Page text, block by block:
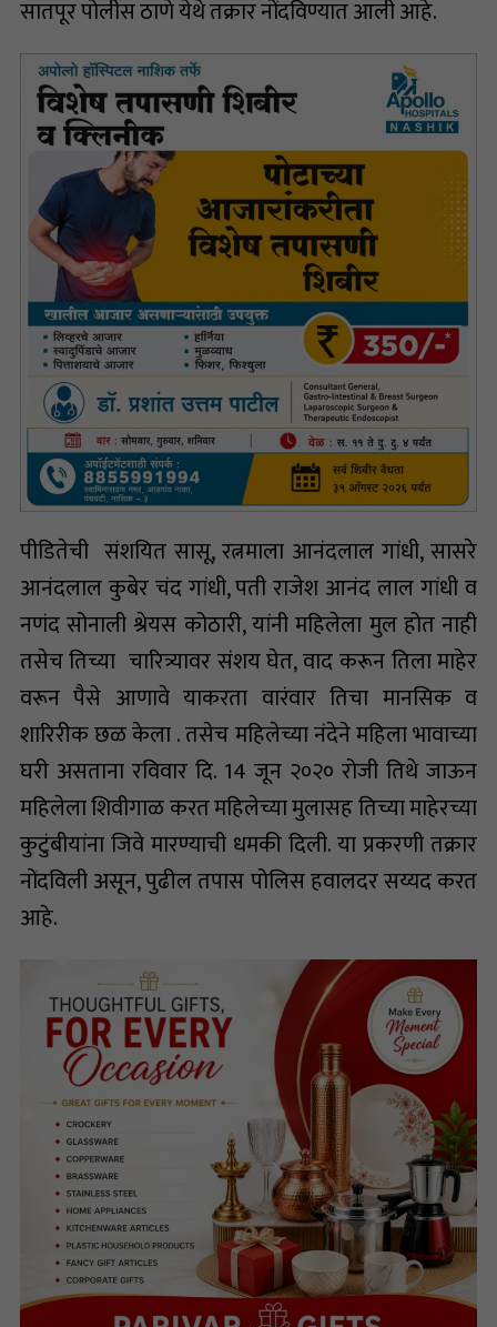
सातपूर पोलीस ठाणे येथे तक्रार नोंदविण्यात आली आहे.
पीडितेची संशयित सासू, रत्नमाला आनंदलाल गांधी, सासरे
आनंदलाल कुबेर चंद गांधी, पती राजेश आनंद लाल गांधी व
नणंद सोनाली श्रेयस कोठारी, यांनी महिलेला मुल होत नाही
तसेच तिच्या चारित्र्यावर संशय घेत, वाद करून तिला माहेर
वरून पैसे आणावे याकरता वारंवार तिचा मानसिक व
शारिरीक छळ केला . तसेच महिलेच्या नंदेने महिला भावाच्या
घरी असताना रविवार दि. 14 जून २०२० रोजी तिथे जाऊन
महिलेला शिवीगाळ करत महिलेच्या मुलासह तिच्या माहेरच्या
कुटुंबीयांना जिवे मारण्याची धमकी दिली. या प्रकरणी तक्रार
नोंदविली असून, पुढील तपास पोलिस हवालदर सय्यद करत
आहे.